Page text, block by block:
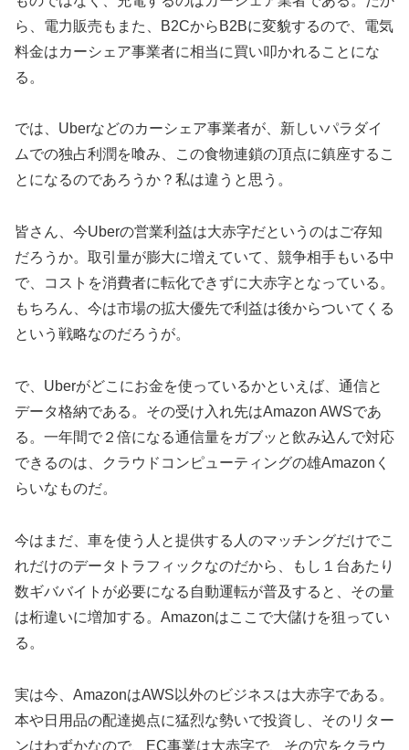
ら、電力販売もまた、B2CからB2Bに変貌するので、電気
料金はカーシェア事業者に相当に買い叩かれることにな
る。
では、Uberなどのカーシェア事業者が、新しいパラダイ
ムでの独占利潤を喰み、この食物連鎖の頂点に鎮座するこ
とになるのであろうか？私は違うと思う。
皆さん、今Uberの営業利益は大赤字だというのはご存知
だろうか。取引量が膨大に増えていて、競争相手もいる中
で、コストを消費者に転化できずに大赤字となっている。
もちろん、今は市場の拡大優先で利益は後からついてくる
という戦略なのだろうが。
で、Uberがどこにお金を使っているかといえば、通信と
データ格納である。その受け入れ先はAmazon AWSであ
る。一年間で２倍になる通信量をガブッと飲み込んで対応
できるのは、クラウドコンピューティングの雄Amazonく
らいなものだ。
今はまだ、車を使う人と提供する人のマッチングだけでこ
れだけのデータトラフィックなのだから、もし１台あたり
数ギババイトが必要になる自動運転が普及すると、その量
は桁違いに増加する。Amazonはここで大儲けを狙ってい
る。
実は今、AmazonはAWS以外のビジネスは大赤字である。
本や日用品の配達拠点に猛烈な勢いで投資し、そのリター
ンはわずかなので、EC事業は大赤字で、その穴をクラウ